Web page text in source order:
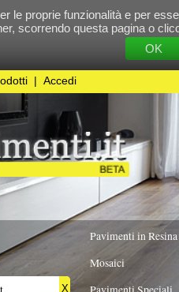
funzionalità e per essere sicuri che tu
questa pagina o cliccando
Cookie
Pavimenti in Resina
Pavimenti Speciali
Aziende di Posa e trattamento Pavimenti
Architetti e Interior Design